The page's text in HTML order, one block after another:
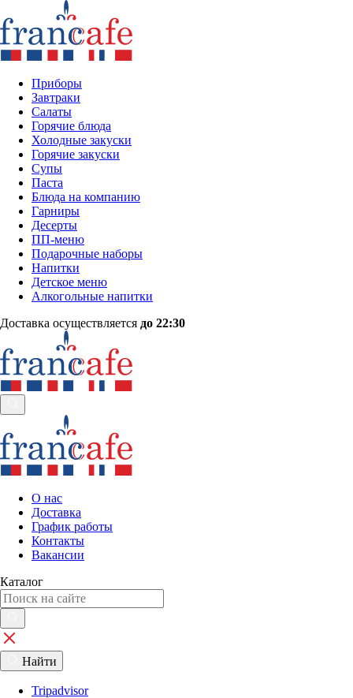
Приборы
Завтраки
Салаты
Горячие блюда
Холодные закуски
Горячие закуски
Супы
Паста
Блюда на компанию
Гарниры
Десерты
ПП-меню
Подарочные наборы
Напитки
Детское меню
Алкогольные напитки
Доставка осуществляется до 22:30
О нас
Доставка
График работы
Контакты
Вакансии
Каталог
Найти
Tripadvisor